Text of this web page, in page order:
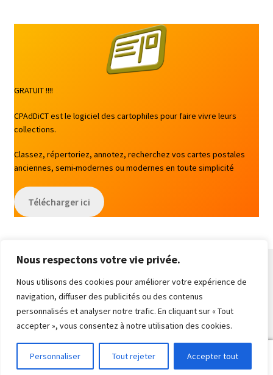
Nous respectons votre vie privée.
Nous utilisons des cookies pour améliorer votre expérience de
navigation, diffuser des publicités ou des contenus
personnalisés et analyser notre trafic. En cliquant sur « Tout
accepter », vous consentez à notre utilisation des cookies.
Personnaliser Tout rejeter Accepter tout
GRATUIT !!!!
CPAdDiCT est le logiciel des cartophiles pour faire vivre leurs
collections.
Classez, répertoriez, annotez, recherchez vos cartes postales
anciennes, semi-modernes ou modernes en toute simplicité
Télécharger ici
© CPAdDiCT Cartes 2026
Built with WooCommerce.
Recherche
Recherche
0